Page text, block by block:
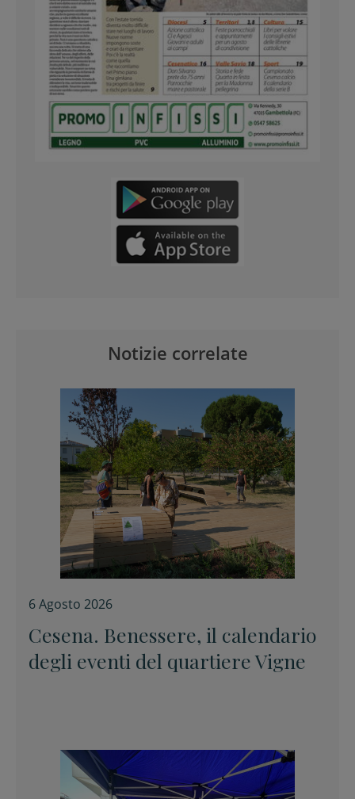
Notizie correlate
6 Agosto 2026
Cesena. Benessere, il calendario
degli eventi del quartiere Vigne